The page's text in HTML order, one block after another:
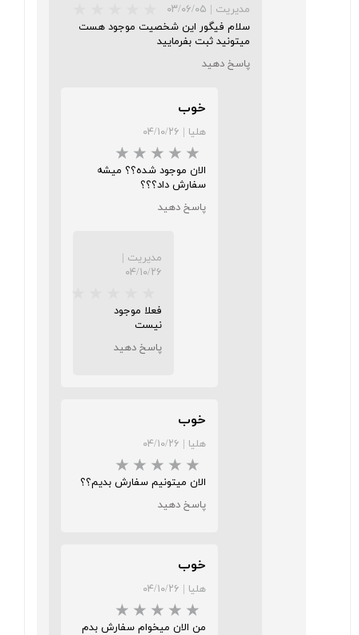
★★★
★★
مدیریت | ۰۳/۰۶/۰۵
★★★
سلام فیگور این شخصیت موجود هست
میتونید ثبت بفرمایید
پاسخ دهید
خوب
هلیا | ۰۴/۱۰/۲۶
الان موجود شده؟؟ میشه
سفارش داد؟؟؟
پاسخ دهید
مدیریت |
۰۴/۱۰/۲۶
فعلا موجود
نیست
پاسخ دهید
خوب
هلیا | ۰۴/۱۰/۲۶
الان میتونیم سفارش بدیم؟؟
پاسخ دهید
خوب
هلیا | ۰۴/۱۰/۲۶
من الان میخوام سفارش بدم